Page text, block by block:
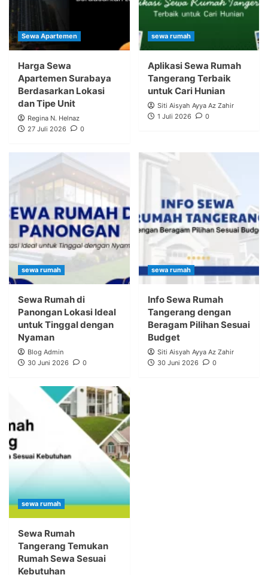
Sewa Apartemen
Harga Sewa
Apartemen Surabaya
Berdasarkan Lokasi
dan Tipe Unit
Regina N. Helnaz
27 Juli 2026
0
sewa rumah
Aplikasi Sewa Rumah
Tangerang Terbaik
untuk Cari Hunian
Siti Aisyah Ayya Az Zahir
1 Juli 2026
0
sewa rumah
Sewa Rumah di
Panongan Lokasi Ideal
untuk Tinggal dengan
Nyaman
Blog Admin
30 Juni 2026
0
sewa rumah
Info Sewa Rumah
Tangerang dengan
Beragam Pilihan Sesuai
Budget
Siti Aisyah Ayya Az Zahir
30 Juni 2026
0
sewa rumah
Sewa Rumah
Tangerang Temukan
Rumah Sewa Sesuai
Kebutuhan